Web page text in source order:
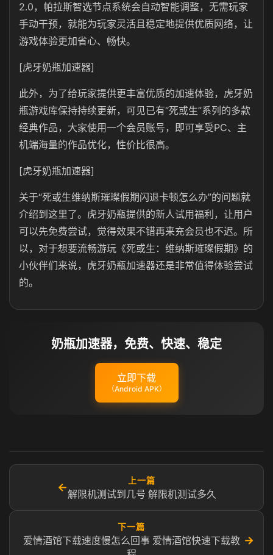
2.0，帕拉斯智选节点系统会自动智能调整，无需玩家
手动干预，就能为玩家灵活且稳定地提供优质网络，让
游戏体验更加省心、畅快。
[虎牙奶瓶加速器]
此外，为了给玩家提供更丰富优质的加速体验，虎牙奶
瓶游戏库保持持续更新，可见已有“死或生”系列的多款
经典作品，大家使用一个会员账号，即可享受PC、主
机端海量的作品优化，性价比很高。
[虎牙奶瓶加速器]
关于“死或生维纳斯璀璨假期闪退卡顿怎么办”的问题就
介绍到这里了。虎牙奶瓶提供的新人试用福利，让用户
可以先免费尝试，觉得效果不错再来充会员也不迟。所
以，对于想要流畅游玩《死或生：维纳斯璀璨假期》的
小伙伴们来说，虎牙奶瓶加速器还是非常值得体验尝试
的。
奶瓶加速器，免费、快速、稳定
立即下载
（Android APK）
←
上一篇
解限机测试到几号 解限机测试多久
下一篇
爱情酒馆下载速度慢怎么回事 爱情酒馆快速下载教 →